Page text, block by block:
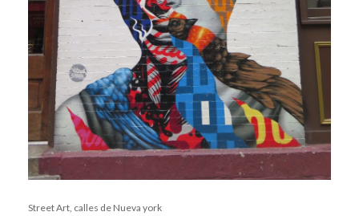
Street Art, calles de Nueva york